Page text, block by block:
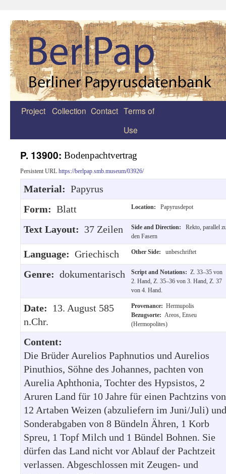
Zum
Project Collection Contact Terms of
Use
P. 13900: Bodenpachtvertrag
Persistent URL https://berlpap.smb.museum/03926/
Material: Papyrus
Form: Blatt Location: Papyrusdepot
Text Layout: 37 Zeilen Side and Direction:
Rekto, parallel
den Fasern
Language: Griechisch Other Side: unbeschriftet
Genre: dokumentarisch Script and Notations: Z. 33–35 von
2. Hand, Z. 35–36 von 3. Hand, Z. 37
von 4. Hand.
Date: 13. August 585
n.Chr.
Provenance: Hermupolis
Bezugsorte: Areos, Enseu
(Hermopolites)
Content:
Die Brüder Aurelios Paphnutios und Aurelios
Pinuthios, Söhne des Johannes, pachten von
Aurelia Aphthonia, Tochter des Hypsistos, 2
Aruren Land für 10 Jahre für einen Pachtzins von
12 Artaben Weizen (abzuliefern im Juni/Juli) und
Sonderabgaben von 8 Bündeln Ähren, 1 Korb
Spreu, 1 Topf Milch und 1 Bündel Bohnen. Sie
dürfen das Land nicht vor Ablauf der Pachtzeit
verlassen. Abgeschlossen mit Zeugen- und